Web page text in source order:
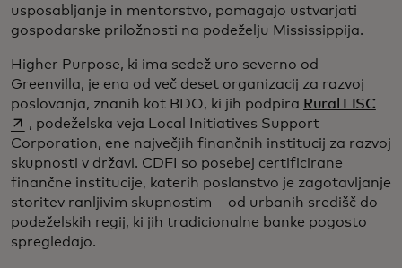
usposabljanje in mentorstvo, pomagajo ustvarjati
gospodarske priložnosti na podeželju Mississippija.
Higher Purpose, ki ima sedež uro severno od
Greenvilla, je ena od več deset organizacij za razvoj
poslovanja, znanih kot BDO, ki jih podpira Rural LISC
, podeželska veja Local Initiatives Support
Corporation, ene največjih finančnih institucij za razvoj
skupnosti v državi. CDFI so posebej certificirane
finančne institucije, katerih poslanstvo je zagotavljanje
storitev ranljivim skupnostim – od urbanih središč do
podeželskih regij, ki jih tradicionalne banke pogosto
spregledajo.